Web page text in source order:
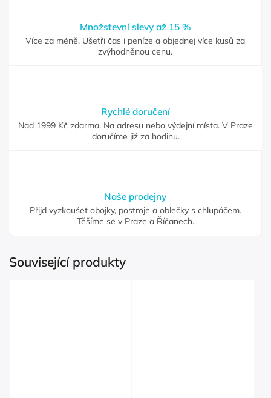
Množstevní slevy až 15 %
Více za méně. Ušetři čas i peníze a objednej více kusů za
zvýhodněnou cenu.
Rychlé doručení
Nad 1999 Kč zdarma. Na adresu nebo výdejní místa. V Praze
doručíme již za hodinu.
Naše prodejny
Přijď vyzkoušet obojky, postroje a oblečky s chlupáčem.
Těšíme se v Praze a Říčanech.
Související produkty